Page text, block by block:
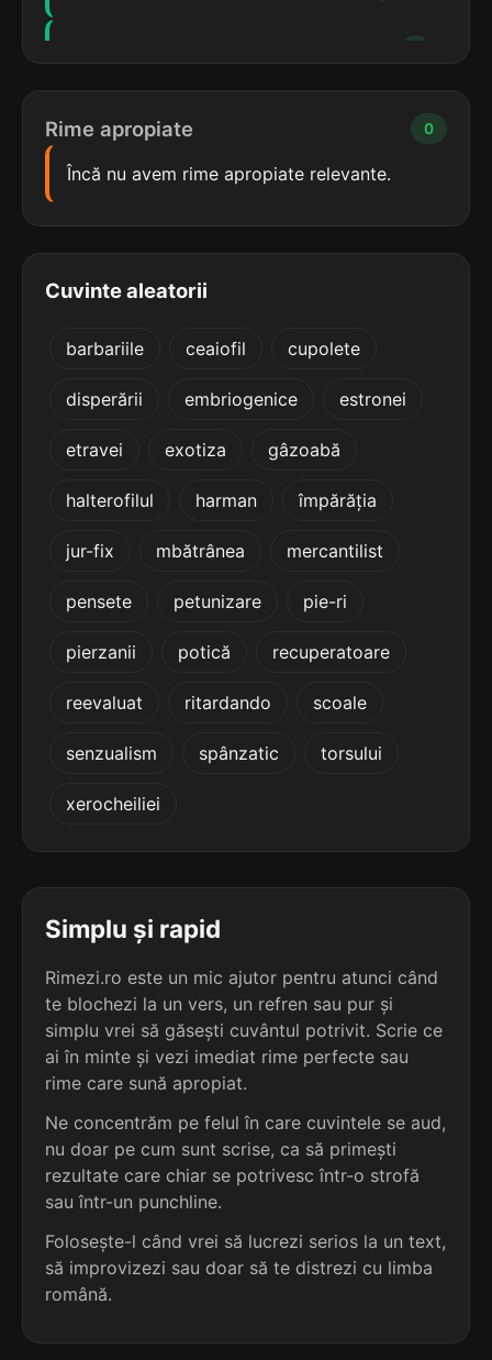
4 sil.
licopodinee
dulcinee
graminee
3 sil.
muscinee
terminație: inee
terminație: inee
terminație: inee
6 lit.
terminație: inee
dinee
4
2 sil.
miscelanee
4 sil.
10 lit.
succedanee
4 sil.
Rime apropiate 0
Încă nu avem rime apropiate relevante.
Cuvinte aleatorii
barbariile ceaiofil cupolete
disperării embriogenice estronei
etravei exotiza gâzoabă
halterofilul harman împărăția
jur-fix mbătrânea mercantilist
pensete petunizare pie-ri
pierzanii potică recuperatoare
reevaluat ritardando scoale
senzualism spânzatic torsului
xerocheiliei
Simplu și rapid
Rimezi.ro este un mic ajutor pentru atunci când
te blochezi la un vers, un refren sau pur și
simplu vrei să găsești cuvântul potrivit. Scrie ce
ai în minte și vezi imediat rime perfecte sau
rime care sună apropiat.
Ne concentrăm pe felul în care cuvintele se aud,
nu doar pe cum sunt scrise, ca să primești
rezultate care chiar se potrivesc într-o strofă
sau într-un punchline.
Folosește-l când vrei să lucrezi serios la un text,
să improvizezi sau doar să te distrezi cu limba
română.